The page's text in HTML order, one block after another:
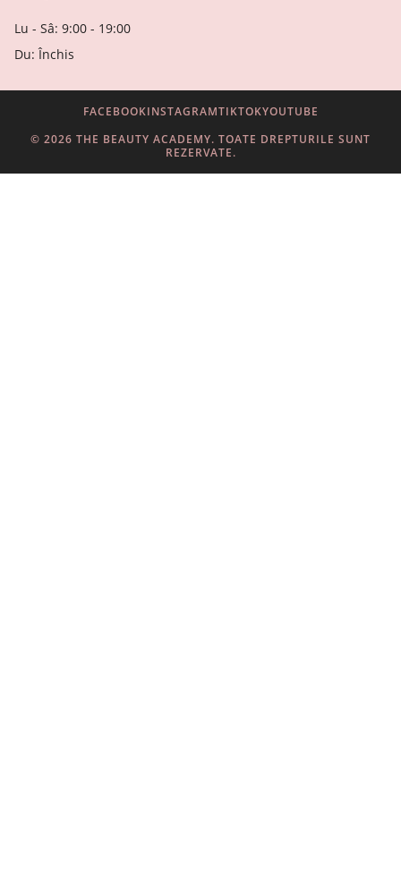
Lu - Sâ: 9:00 - 19:00
Du: Închis
© 2026 THE BEAUTY ACADEMY. TOATE DREPTURILE SUNT
REZERVATE.
FACEBOOKINSTAGRAMTIKTOKYOUTUBE